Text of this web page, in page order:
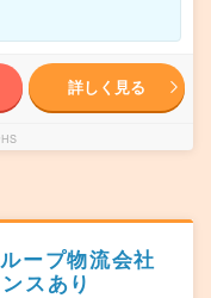
詳しく見る
ープ物流会社
スあり